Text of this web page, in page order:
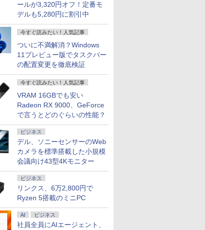
ールが3,320円オフ！定番モ
デルも5,280円に割引中
今すぐ読みたい！人気記事
ついに不満解消？Windows
11プレビュー版でタスクバー
の配置変更を徹底検証
今すぐ読みたい！人気記事
VRAM 16GBでも安い
Radeon RX 9000、GeForce
で言うとどのぐらいの性能？
ビジネス
デル、ソニーセンサーのWeb
カメラを標準搭載した小規模
会議向け43型4Kモニター
ビジネス
リンクス、6万2,800円で
Ryzen 5搭載のミニPC
AI ビジネス
社員全員にAIエージェント、